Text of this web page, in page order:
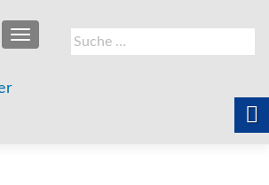
Suche
nach:
SCHALTE NAVIGATION